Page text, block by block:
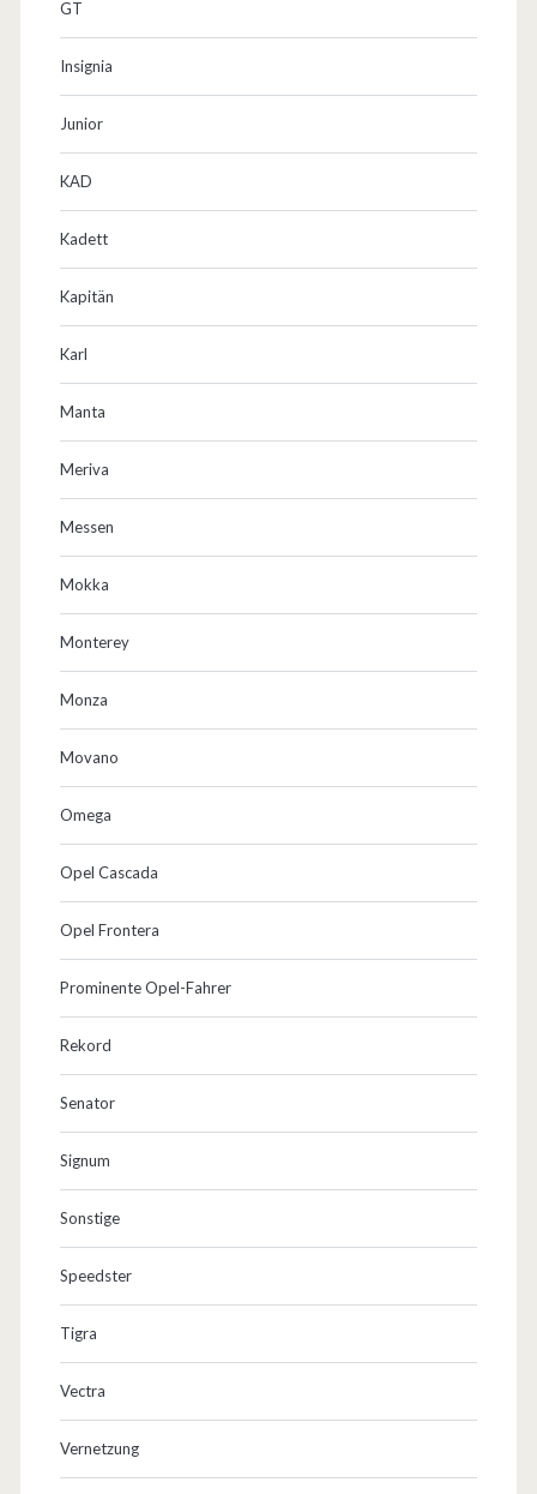
GT
Insignia
Junior
KAD
Kadett
Kapitän
Karl
Manta
Meriva
Messen
Mokka
Monterey
Monza
Movano
Omega
Opel Cascada
Opel Frontera
Prominente Opel-Fahrer
Rekord
Senator
Signum
Sonstige
Speedster
Tigra
Vectra
Vernetzung